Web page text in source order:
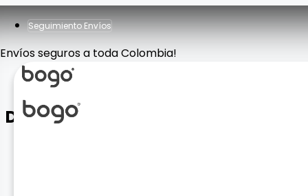
Seguimiento Envíos
Envíos seguros a toda Colombia!
DIADEMA HD720